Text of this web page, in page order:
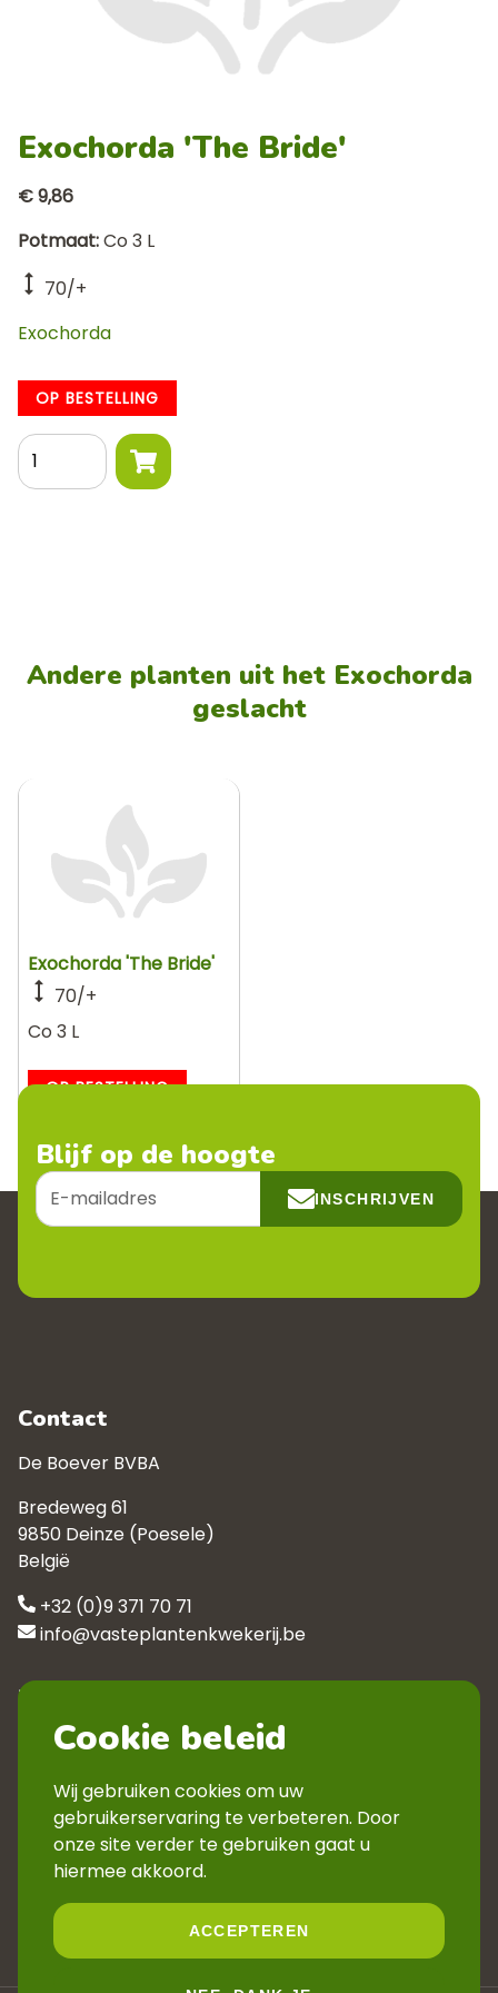
Exochorda 'The Bride'
€ 9,86
Potmaat Co 3 L
70/+
Exochorda
OP BESTELLING
Aantal
Andere planten uit het Exochorda
geslacht
Exochorda 'The Bride'
70/+
Co 3 L
OP BESTELLING
Blijf op de hoogte
E-
mailadres
INSCHRIJVEN
Contact
De Boever BVBA
Bredeweg 61
9850 Deinze (Poesele)
België
+32 (0)9 371 70 71
info@vasteplantenkwekerij.be
Klantenservice
Contact
Veelgestelde vragen
Verkoopsvoorwaarden
Volg ons
Cookie beleid
Wij gebruiken cookies om uw
gebruikerservaring te verbeteren. Door
onze site verder te gebruiken gaat u
hiermee akkoord.
ACCEPTEREN